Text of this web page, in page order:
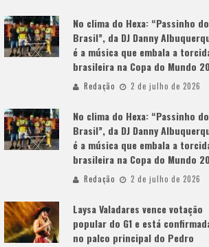
No clima do Hexa: “Passinho do
Brasil”, da DJ Danny
é a música que embala a
brasileira na Copa do Mundo
Redação 2 de julho de 2026
No clima do Hexa: “Passinho do
Brasil”, da DJ Danny
é a música que embala a
brasileira na Copa do Mundo
Redação 2 de julho de 2026
Laysa Valadares vence votação
popular do G1 e está
no palco principal do Pedro